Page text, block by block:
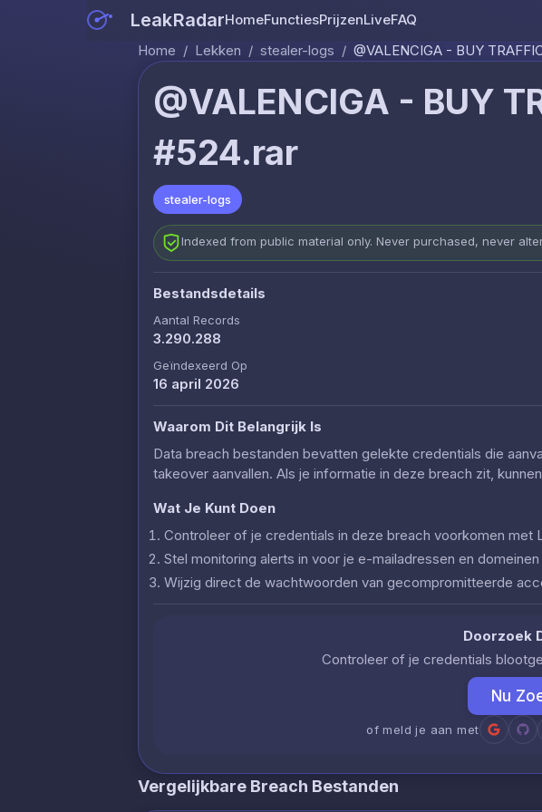
LeakRadarHomeFunctiesPrijzenLiveFAQ
Home / Lekken / stealer-logs / @VALENCIGA - BUY
@VALENCIGA - BUY
#524.rar
stealer-logs
Indexed from public material only. Never purchased, never
Bestandsdetails
Aantal Records
3.290.288
Geïndexeerd Op
16 april 2026
Waarom Dit Belangrijk Is
Data breach bestanden bevatten gelekte credentials die
takeover aanvallen. Als je informatie in deze breach zit,
Wat Je Kunt Doen
Controleer of je credentials in deze breach voorkomen met
Stel monitoring alerts in voor je e-mailadressen en domeinen
Wijzig direct de wachtwoorden van gecompromitteerde
Doorzoek
Controleer of je credentials
Nu
of meld je aan met
Vergelijkbare Breach Bestanden